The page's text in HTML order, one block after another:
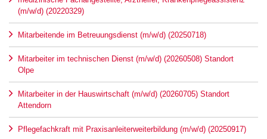
(m/w/d) (20220329)
Mitarbeitende im Betreuungsdienst (m/w/d) (20250718)
Mitarbeiter im technischen Dienst (m/w/d) (20260508) Standort
Olpe
Mitarbeiter in der Hauswirtschaft (m/w/d) (20260705) Standort
Attendorn
Pflegefachkraft mit Praxisanleiterweiterbildung (m/w/d) (20250917)